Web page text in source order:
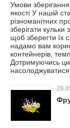
Умови
якості У нашій
різноманітних
зберігати
щоб зберегти їх
надамо вам
контейнерів,
Дотримуючись